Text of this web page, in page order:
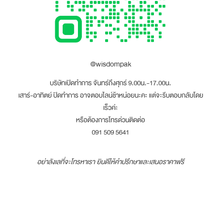
@wisdompak
บริษัทเปิดทำการ จันทร์ถึงศุกร์ 9.00น.-17.00น.
เสาร์-อาทิตย์ ปิดทำการ อาจตอบไลน์ช้าหน่อยนะคะ แต่จะรีบตอบกลับโดย
เร็วค่ะ
หรือต้องการโทรด่วนติดต่อ
091 509 5641
อย่าลังเลที่จะโทรหาเรา ยินดีให้คำปรึกษาและเสนอราคาฟรี